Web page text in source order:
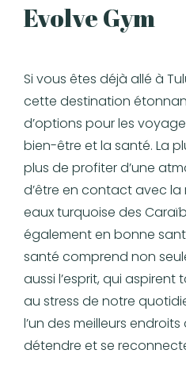
Evolve Gym
Si vous êtes déjà allé à
cette destination
d’options pour les
bien-être et la santé. La
plus de profiter d’une
d’être en contact avec la
eaux turquoise des
également en bonne
santé comprend non
aussi l’esprit, qui
au stress de notre
l’un des meilleurs
détendre et se